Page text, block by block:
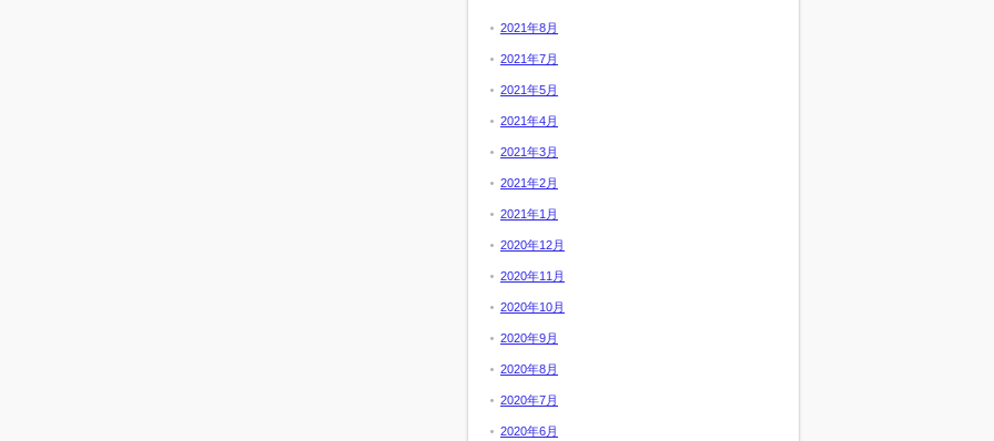
2021年8月
2021年7月
2021年5月
2021年4月
2021年3月
2021年2月
2021年1月
2020年12月
2020年11月
2020年10月
2020年9月
2020年8月
2020年7月
2020年6月